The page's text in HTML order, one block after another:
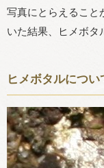
写真にとらえること
いた結果、ヒメボタ
ヒメボタルについ